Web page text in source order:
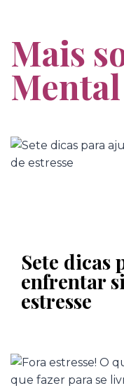
Mais
Mental
Sete dicas
enfrentar
estresse